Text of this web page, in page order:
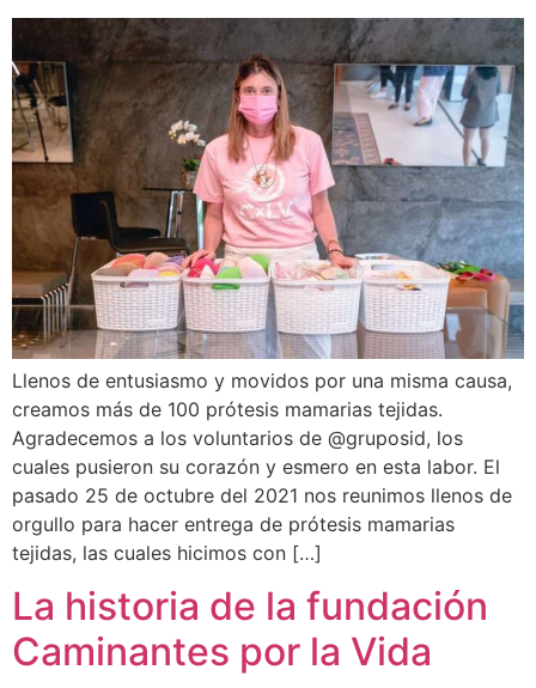
Llenos de entusiasmo y movidos por una misma causa,
creamos más de 100 prótesis mamarias tejidas.
Agradecemos a los voluntarios de @gruposid, los
cuales pusieron su corazón y esmero en esta labor. El
pasado 25 de octubre del 2021 nos reunimos llenos de
orgullo para hacer entrega de prótesis mamarias
tejidas, las cuales hicimos con […]
La historia de la fundación
Caminantes por la Vida